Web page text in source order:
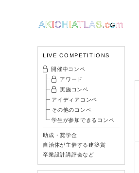
LIVE COMPETITIONS
開催中コンペ
アワード
実施コンペ
アイディアコンペ
その他のコンペ
学生が参加できるコンペ
助成・奨学金
自治体が主催する建築賞
卒業設計講評会など